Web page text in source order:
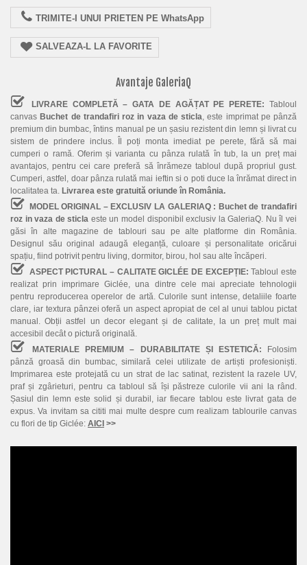
TRIMITE-I UNUI PRIETEN PE WhatsApp
SALVEAZA-L LA FAVORITE
Avantaje GaleriaQ
LIVRARE COMPLETĂ – GATA DE AGĂȚAT PE PERETE:Tabloul
canvasBuchet de trandafiri roz in vaza de sticla, este imprimat pe pânză
premium din bumbac, întins manual pe un șasiu rezistent din lemn și livrat cu
sistem de prindere inclus. Îl poți monta imediat pe perete, fără să mai
cumperi o ramă. Oferim și varianta cu pânza rulată în tub, la un preț mai
avantajos, pentru cei care preferă să înrămeze tabloul după propriul gust.
Cumperi, astfel, doar pânza rulată mai ieftin si o poti duce la înrămat direct in
localitatea ta. Livrarea este gratuită oriunde în România.
MODEL ORIGINAL – EXCLUSIV LA GALERIAQ : Buchet de trandafiri
roz in vaza de sticla este un model disponibil exclusiv la GaleriaQ. Nu îl vei
găsi în alte magazine de tablouri sau pe alte platforme din România.
Designul său original adaugă eleganță, culoare și personalitate oricărui
spațiu, fiind potrivit pentru living, dormitor, birou, hol sau alte încăperi.
ASPECT PICTURAL – CALITATE GICLÉE DE EXCEPȚIE: Tabloul este
realizat prin imprimare Giclée, una dintre cele mai apreciate tehnologii
pentru reproducerea operelor de artă. Culorile sunt intense, detaliile foarte
clare, iar textura pânzei oferă un aspect apropiat de cel al unui tablou pictat
manual. Obții astfel un decor elegant și de calitate, la un preț mult mai
accesibil decât o pictură originală.
MATERIALE PREMIUM – DURABILITATE ȘI ESTETICĂ: Folosim
pânză groasă din bumbac, similară celei utilizate de artiști profesioniști.
Imprimarea este protejată cu un strat de lac satinat, rezistent la razele UV,
praf și zgârieturi, pentru ca tabloul să își păstreze culorile vii ani la rând.
Șasiul din lemn este solid și durabil, iar fiecare tablou este livrat gata de
expus. Va invitam sa cititi mai multe despre cum realizam tablourile canvas
cu flori de tip Giclée: AICI >>